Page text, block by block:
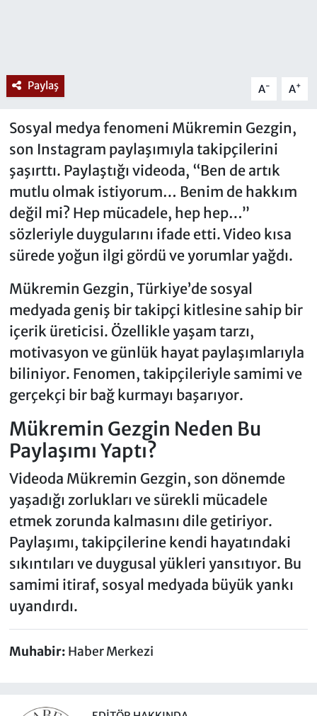
Paylaş A- A+
Sosyal medya fenomeni Mükremin Gezgin,
son Instagram paylaşımıyla takipçilerini
şaşırttı. Paylaştığı videoda, “Ben de artık
mutlu olmak istiyorum… Benim de hakkım
değil mi? Hep mücadele, hep hep…”
sözleriyle duygularını ifade etti. Video kısa
sürede yoğun ilgi gördü ve yorumlar yağdı.
Mükremin Gezgin, Türkiye’de sosyal
medyada geniş bir takipçi kitlesine sahip bir
içerik üreticisi. Özellikle yaşam tarzı,
motivasyon ve günlük hayat paylaşımlarıyla
biliniyor. Fenomen, takipçileriyle samimi ve
gerçekçi bir bağ kurmayı başarıyor.
Mükremin Gezgin Neden Bu
Paylaşımı Yaptı?
Videoda Mükremin Gezgin, son dönemde
yaşadığı zorlukları ve sürekli mücadele
etmek zorunda kalmasını dile getiriyor.
Paylaşımı, takipçilerine kendi hayatındaki
sıkıntıları ve duygusal yükleri yansıtıyor. Bu
samimi itiraf, sosyal medyada büyük yankı
uyandırdı.
Muhabir: Haber Merkezi